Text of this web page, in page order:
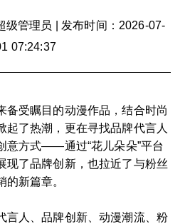
级管理员
发布时间：2026-07-
07:24:37
备受瞩目的动漫作品，结合时尚
起了热潮，更在寻找品牌代言人
意方式——通过“花儿朵朵”平台
现了品牌创新，也拉近了与粉丝
新篇章。
言人、品牌创新、动漫潮流、粉